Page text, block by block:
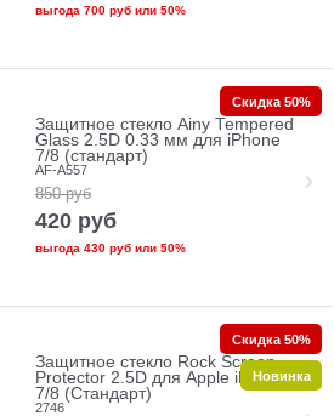
выгода 700 рубили 50%
Защитное стекло Ainy Tempered
Glass 2.5D 0.33 мм для iPhone
7/8 (стандарт)
AF-A557
850 руб
420 руб
выгода 430 рубили 50%
Скидка 50%
Защитное стекло Rock Screen
Protector 2.5D для Apple iPhone
7/8 (Стандарт)
2746
Скидка 50%
Новинка